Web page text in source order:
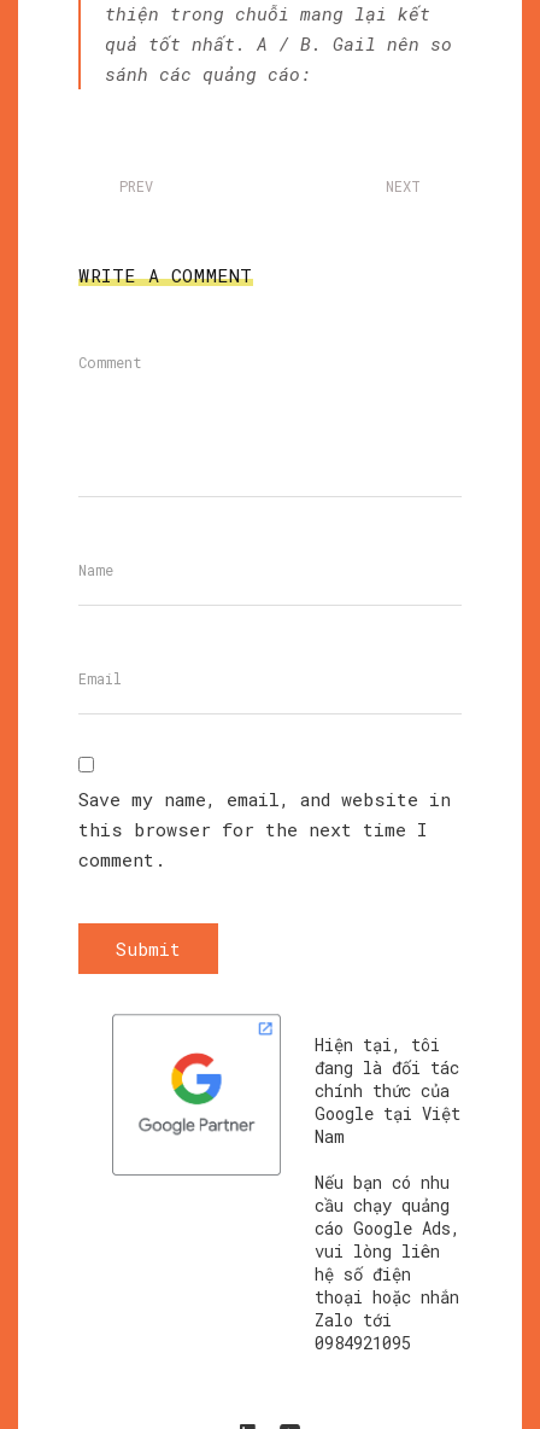
thiện trong chuỗi mang lại kết
quả tốt nhất. A / B. Gail nên so
sánh các quảng cáo:
PREV NEXT
WRITE A COMMENT
Save my name, email, and website in
this browser for the next time I
comment.
Submit
Hiện tại, tôi
đang là đối tác
chính thức của
Google tại Việt
Nam
Nếu bạn có nhu
cầu chạy quảng
cáo Google Ads,
vui lòng liên
hệ số điện
thoại hoặc nhắn
Zalo tới
0984921095